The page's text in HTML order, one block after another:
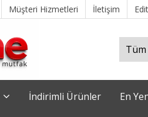
Müşteri Hizmetleri İletişim
İndirimli Ürünler En